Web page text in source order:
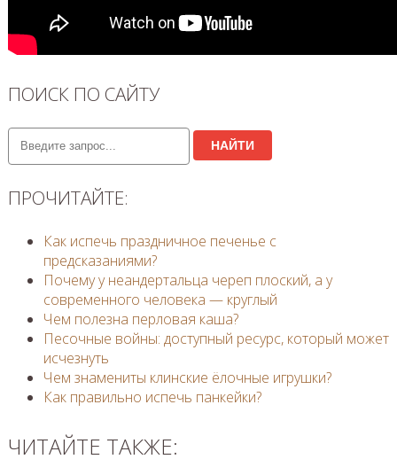
ПОИСК ПО САЙТУ
НАЙТИ
ПРОЧИТАЙТЕ:
Как испечь праздничное печенье с
предсказаниями?
Почему у неандертальца череп плоский, а у
современного человека — круглый
Чем полезна перловая каша?
Песочные войны: доступный ресурс, который может
исчезнуть
Чем знамениты клинские ёлочные игрушки?
Как правильно испечь панкейки?
ЧИТАЙТЕ ТАКЖЕ: